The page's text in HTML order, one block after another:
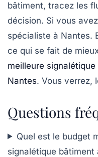
bâtiment, tracez les
décision. Si vous
spécialiste à Nantes.
ce qui se fait de
meilleure
Nantes. Vous verrez,
Questions
Quel est le budget
signalétique bâtiment